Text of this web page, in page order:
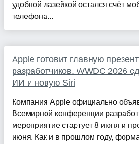
удобной лазейкой остался счёт
телефона...
Apple готовит главную
разработчиков. WWDC 2026
ИИ и новую Siri
Компания Apple официально
Всемирной конференции
мероприятие стартует 8 июня и
июня. Как и в прошлом году,